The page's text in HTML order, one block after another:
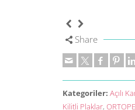
Share
Kategoriler: Açılı
Kilitli Plaklar,